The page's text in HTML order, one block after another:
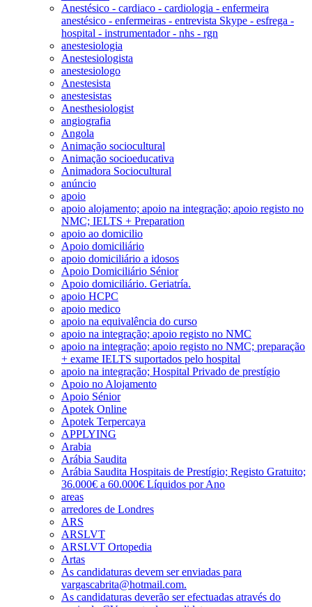
Anestésico - cardiaco - cardiologia - enfermeira
anestésico - enfermeiras - entrevista Skype - esfrega -
hospital - instrumentador - nhs - rgn
anestesiologia
Anestesiologista
anestesiologo
Anestesista
anestesistas
Anesthesiologist
angiografia
Angola
Animação sociocultural
Animação socioeducativa
Animadora Sociocultural
anúncio
apoio
apoio alojamento; apoio na integração; apoio registo no
NMC; IELTS + Preparation
apoio ao domicilio
Apoio domiciliário
apoio domiciliário a idosos
Apoio Domiciliário Sénior
Apoio domiciliário. Geriatría.
apoio HCPC
apoio medico
apoio na equivalência do curso
apoio na integração; apoio registo no NMC
apoio na integração; apoio registo no NMC; preparação
+ exame IELTS suportados pelo hospital
apoio na integração; Hospital Privado de prestígio
Apoio no Alojamento
Apoio Sénior
Apotek Online
Apotek Terpercaya
APPLYING
Arabia
Arábia Saudita
Arábia Saudita Hospitais de Prestígio; Registo Gratuito;
36.000€ a 60.000€ Líquidos por Ano
areas
arredores de Londres
ARS
ARSLVT
ARSLVT Ortopedia
Artas
As candidaturas devem ser enviadas para
vargascabrita@hotmail.com.
As candidaturas deverão ser efectuadas através do